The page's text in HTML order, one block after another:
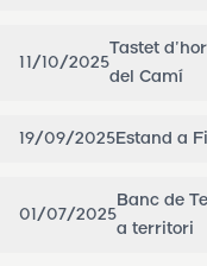
11/10/2025
Tastet
del Camí
19/09/2025Estand a
01/07/2025
Banc de
a territori